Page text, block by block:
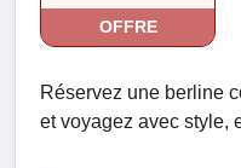
OFFRE
Réservez une berline
et voyagez avec style,